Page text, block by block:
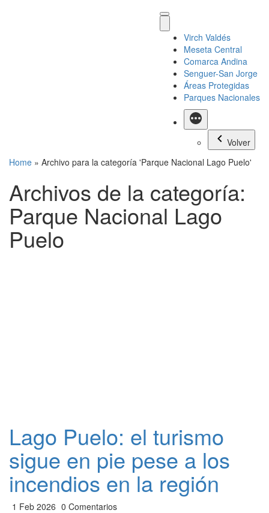
Virch Valdés
Meseta Central
Comarca Andina
Senguer-San Jorge
Áreas Protegidas
Parques Nacionales
Más
Volver
Home » Archivo para la categoría 'Parque Nacional Lago Puelo'
Archivos de la categoría:
Parque Nacional Lago
Puelo
Lago Puelo: el turismo
sigue en pie pese a los
incendios en la región
1 Feb 2026 0 Comentarios